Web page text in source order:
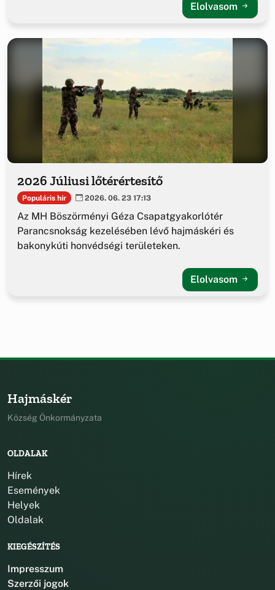
Elolvasom
2026 Júliusi lőtérértesítő
Populáris hír 2026. 06. 23 17:13
Az MH Böszörményi Géza Csapatgyakorlótér
Parancsnokság kezelésében lévő hajmáskéri és
bakonykúti honvédségi területeken.
Elolvasom
Hajmáskér
Község Önkormányzata
OLDALAK
Hírek
Események
Helyek
Oldalak
KIEGÉSZÍTÉS
Impresszum
Szerzői jogok